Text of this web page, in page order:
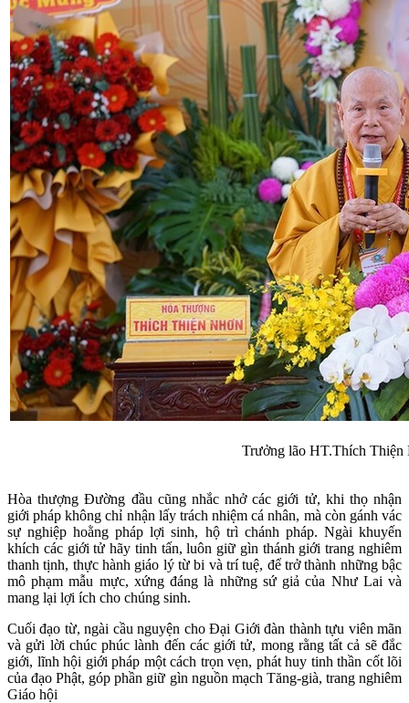
Trưởng lão HT.Thích Thiện
Hòa thượng Đường đầu cũng nhắc nhở các giới tử, khi thọ nhận
giới pháp không chỉ nhận lấy trách nhiệm cá nhân, mà còn gánh vác
sự nghiệp hoằng pháp lợi sinh, hộ trì chánh pháp. Ngài khuyến
khích các giới tử hãy tinh tấn, luôn giữ gìn thánh giới trang nghiêm
thanh tịnh, thực hành giáo lý từ bi và trí tuệ, để trở thành những bậc
mô phạm mẫu mực, xứng đáng là những sứ giả của Như Lai và
mang lại lợi ích cho chúng sinh.
Cuối đạo từ, ngài cầu nguyện cho Đại Giới đàn thành tựu viên mãn
và gửi lời chúc phúc lành đến các giới tử, mong rằng tất cả sẽ đắc
giới, lĩnh hội giới pháp một cách trọn vẹn, phát huy tinh thần cốt lõi
của đạo Phật, góp phần giữ gìn nguồn mạch Tăng-già, trang nghiêm
Giáo hội